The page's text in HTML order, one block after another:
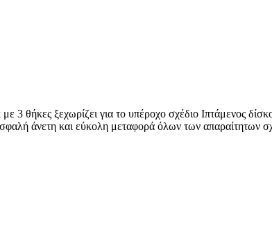
ξεχωρίζει για το υπέροχο σχέδιο Ιπτάμενος
άνετη και εύκολη μεταφορά όλων των απαραίτητων